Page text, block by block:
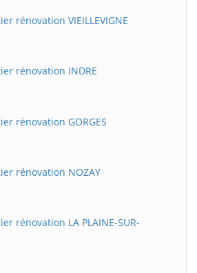
rénovation VIEILLEVIGNE
rénovation INDRE
rénovation GORGES
rénovation NOZAY
rénovation LA PLAINE-SUR-